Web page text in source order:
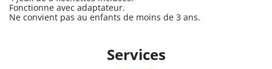
Fonctionne avec adaptateur.
Ne convient pas au enfants de moins de 3 ans.
Services